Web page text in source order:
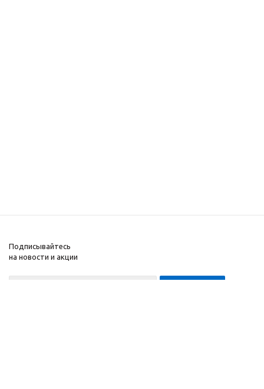
Подписывайтесь
на новости и акции